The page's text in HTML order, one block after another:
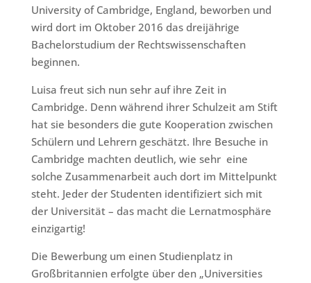
University of Cambridge, England, beworben und
wird dort im Oktober 2016 das dreijährige
Bachelorstudium der Rechtswissenschaften
beginnen.
Luisa freut sich nun sehr auf ihre Zeit in
Cambridge. Denn während ihrer Schulzeit am Stift
hat sie besonders die gute Kooperation zwischen
Schülern und Lehrern geschätzt. Ihre Besuche in
Cambridge machten deutlich, wie sehr eine
solche Zusammenarbeit auch dort im Mittelpunkt
steht. Jeder der Studenten identifiziert sich mit
der Universität – das macht die Lernatmosphäre
einzigartig!
Die Bewerbung um einen Studienplatz in
Großbritannien erfolgte über den „Universities